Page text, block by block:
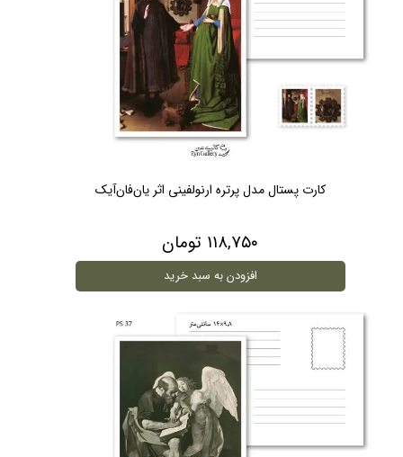
کارت پستال مدل پرتره ارنولفینی اثر یان‌فان‌آیک
۱۱۸,۷۵۰ تومان
افزودن به سبد خرید